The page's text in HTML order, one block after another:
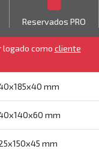
Reservados PRO
logado como cliente
mm
mm
mm